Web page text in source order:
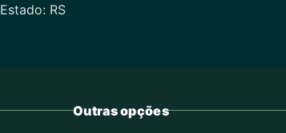
Estado: RS
Outras opções